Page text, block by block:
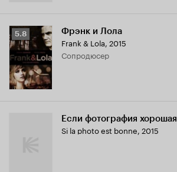
Рейтинг
Кинопоиска
5.8
5.8 Фрэнк и Лола
Frank & Lola, 2015
сопродюсер
Если фотография хорошая
Si la photo est bonne, 2015